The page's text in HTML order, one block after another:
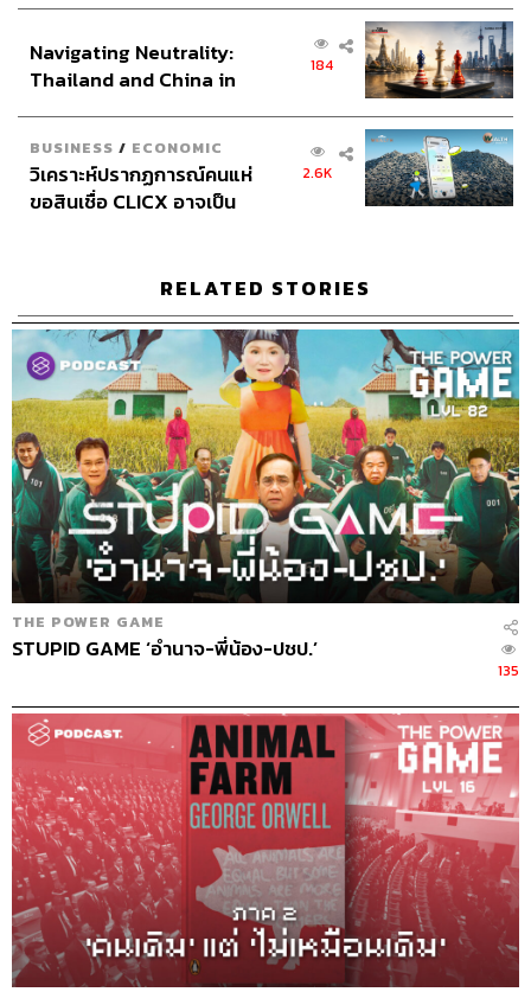
อภิสิทธิ์​ หรรษาภิรมย์โชค
Art Directorฉัตรชัย เฉยชิต
Proofreaderพรนภัส ชำนาญค้า
Webmasterรพีพรรณ เกตุสมพงษ์
Social Media Adminณัฐชัย ตั้งวงศ์วิวัฒน์
สุทธกิตติ์​ สุทธาวรรณกุล
ธิติกร ลิ้มทองมณี
TAGS: The Standard Podcast
การเมือง
THE POWER GAME
สรกล อดุลยานนท์ Podcast
59
ABOUT THE HOST
THE STANDARD PODCAST
ทีมงาน THE STANDARD PODCAST
อินโดนีเซีย
Navigating Neutrality:
Thailand and China in
184
BUSINESS / ECONOMIC
วิเคราะห์ปรากฏการณ์คนแห่
ขอสินเชื่อ CLICX อาจเป็น
2.6K
RELATED STORIES
THE POWER GAME
STUPID GAME ‘อำนาจ-พี่น้อง-ปชป.’
135